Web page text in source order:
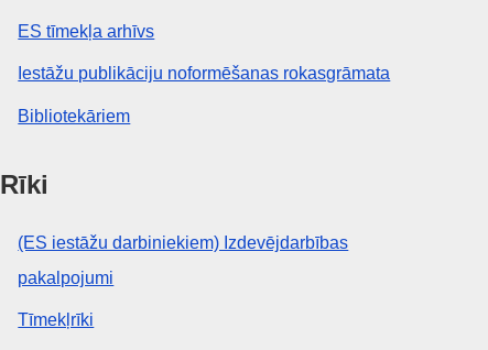
ES tīmekļa arhīvs
Iestāžu publikāciju noformēšanas rokasgrāmata
Bibliotekāriem
Rīki
(ES iestāžu darbiniekiem) Izdevējdarbības
pakalpojumi
Tīmekļrīki